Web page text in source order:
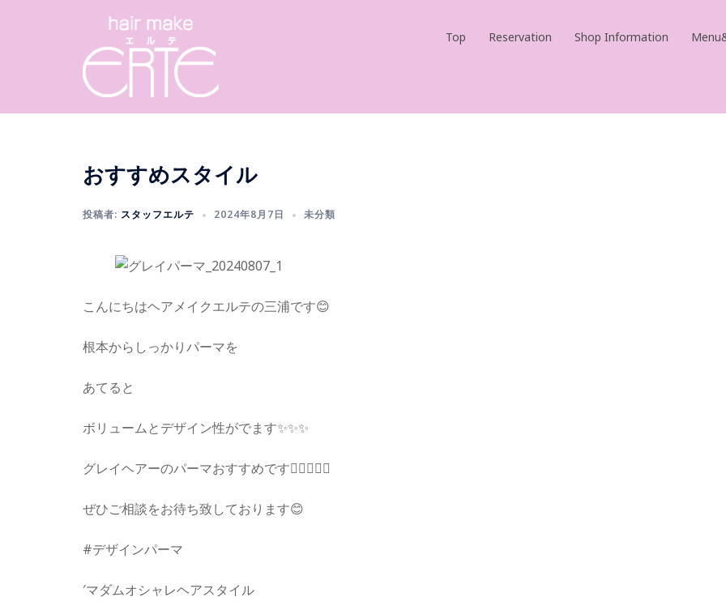
へ
Top Reservation Shop Information
おすすめスタイル
投稿者: スタッフエルテ 2024年8月7日 未分類
こんにちはヘアメイクエルテの三浦です😊
根本からしっかりパーマを
あてると
ボリュームとデザイン性がでます✨✨✨
グレイヘアーのパーマおすすめです💇‍♀️✨✨✨
ぜひご相談をお待ち致しております😊
#デザインパーマ
′マダムオシャレヘアスタイル